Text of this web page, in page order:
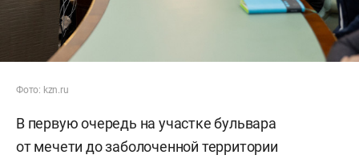
Фото: kzn.ru
В первую очередь на участке бульвара
от мечети до заболоченной территории